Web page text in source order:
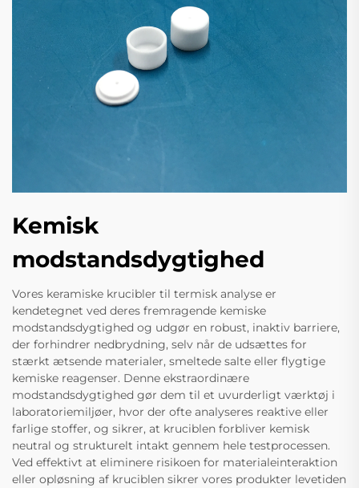
Kemisk
modstandsdygtighed
Vores keramiske krucibler til termisk analyse er
kendetegnet ved deres fremragende kemiske
modstandsdygtighed og udgør en robust, inaktiv barriere,
der forhindrer nedbrydning, selv når de udsættes for
stærkt ætsende materialer, smeltede salte eller flygtige
kemiske reagenser. Denne ekstraordinære
modstandsdygtighed gør dem til et uvurderligt værktøj i
laboratoriemiljøer, hvor der ofte analyseres reaktive eller
farlige stoffer, og sikrer, at kruciblen forbliver kemisk
neutral og strukturelt intakt gennem hele testprocessen.
Ved effektivt at eliminere risikoen for materialeinteraktion
eller opløsning af kruciblen sikrer vores produkter levetiden